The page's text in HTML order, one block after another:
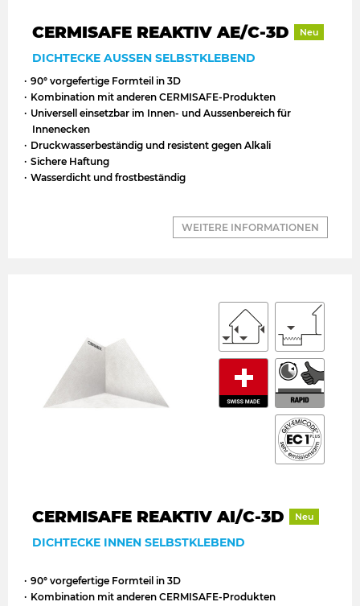
CERMISAFE REAKTIV AE/C-3D Neu
DICHTECKE AUSSEN SELBSTKLEBEND
90° vorgefertige Formteil in 3D
Kombination mit anderen CERMISAFE-Produkten
Universell einsetzbar im Innen- und Aussenbereich für
Innenecken
Druckwasserbeständig und resistent gegen Alkali
Sichere Haftung
Wasserdicht und frostbeständig
WEITERE INFORMATIONEN
CERMISAFE REAKTIV AI/C-3D Neu
DICHTECKE INNEN SELBSTKLEBEND
90° vorgefertige Formteil in 3D
Kombination mit anderen CERMISAFE-Produkten